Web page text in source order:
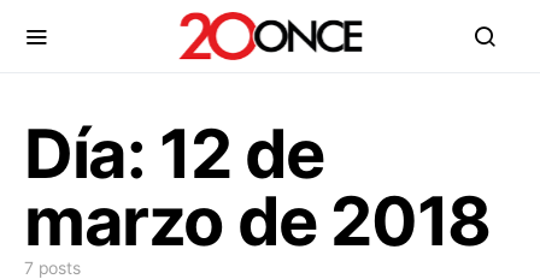
Día: 12 de
marzo de 2018
7 posts